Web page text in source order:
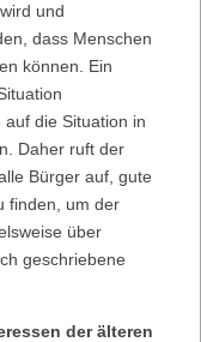
und
dass Menschen
können. Ein
die Situation in
Daher ruft der
Bürger auf, gute
finden, um der
über
geschriebene
der älteren